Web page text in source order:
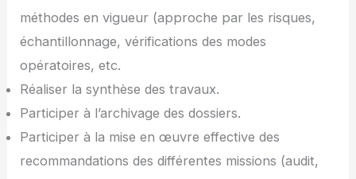
méthodes en vigueur (approche par les risques,
échantillonnage, vérifications des modes
opératoires, etc.
Réaliser la synthèse des travaux.
Participer à l’archivage des dossiers.
Participer à la mise en œuvre effective des
recommandations des différentes missions (audit,